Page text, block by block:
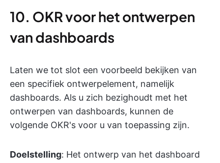
10. OKR voor het ontwerpen
van dashboards
Laten we tot slot een voorbeeld bekijken van
een specifiek ontwerpelement, namelijk
dashboards. Als u zich bezighoudt met het
ontwerpen van dashboards, kunnen de
volgende OKR's voor u van toepassing zijn.
Doelstelling: Het ontwerp van het dashboard